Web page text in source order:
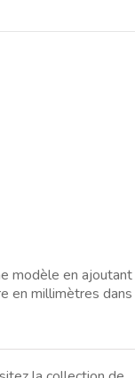
modèle en
en millimètres